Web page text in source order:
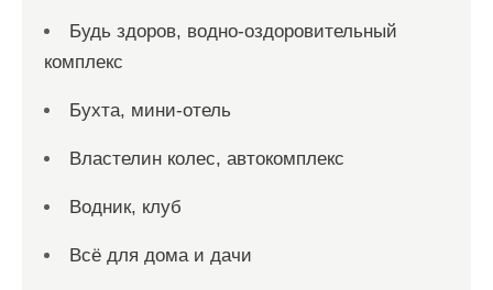
Будь здоров, водно-оздоровительный
комплекс
Бухта, мини-отель
Властелин колес, автокомплекс
Водник, клуб
Всё для дома и дачи